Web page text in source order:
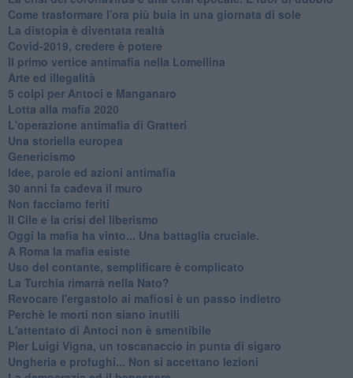
Come trasformare l'ora più buia in una giornata di sole
​La distopia è diventata realtà
Covid-2019, credere è potere
Il primo vertice antimafia nella Lomellina
Arte ed illegalità
​5 colpi per Antoci e Manganaro
Lotta alla mafia 2020
L'operazione antimafia di Gratteri
Una storiella europea
Genericismo
Idee, parole ed azioni antimafia
30 anni fa cadeva il muro
Non facciamo feriti
Il Cile e la crisi del liberismo
Oggi la mafia ha vinto... Una battaglia cruciale.
A Roma la mafia esiste
Uso del contante, semplificare è complicato
La Turchia rimarrà nella Nato?
Revocare l'ergastolo ai mafiosi è un passo indietro
Perchè le morti non siano inutili
L'attentato di Antoci non è smentibile
Pier Luigi Vigna, un toscanaccio in punta di sigaro
Ungheria e profughi... Non si accettano lezioni